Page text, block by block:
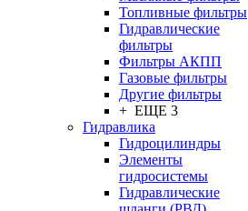
Топливные фильтры
Гидравлические
фильтры
Фильтры АКПП
Газовые фильтры
Другие фильтры
+ ЕЩЕ 3
Гидравлика
Гидроцилиндры
Элементы
гидросистемы
Гидравлические